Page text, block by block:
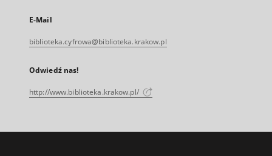
E-Mail
biblioteka.cyfrowa@biblioteka.krakow.pl
Odwiedź nas!
http://www.biblioteka.krakow.pl/